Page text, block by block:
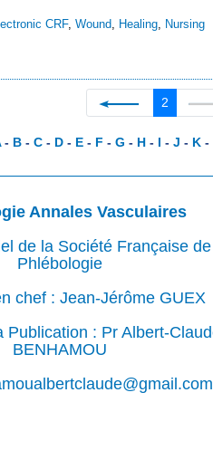
CRF, Wound, Healing, Nursing
2
- B -C - D - E - F -G - H - I -J - K -
Annales Vasculaires
de la Société Française de
Phlébologie
chef : Jean-Jérôme GUEX
Publication : Pr Albert-
BENHAMOU